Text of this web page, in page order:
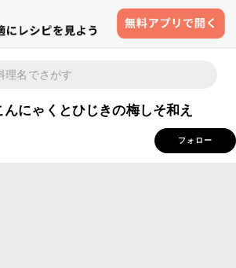
にゃくとひじきの梅しそ和え
フォロー